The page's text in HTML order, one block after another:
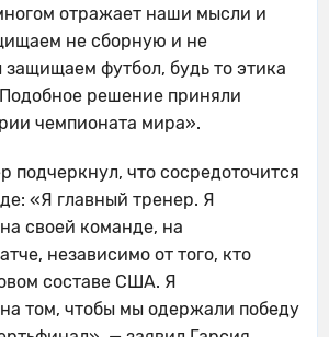
отражает наши мысли и
не сборную и не
футбол, будь то этика
решение приняли
чемпионата мира».
подчеркнул, что сосредоточится
«Я главный тренер. Я
своей команде, на
независимо от того, кто
составе США. Я
том, чтобы мы одержали победу